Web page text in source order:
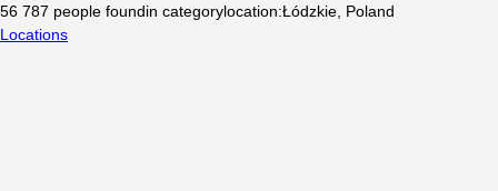
56 787 people foundin categorylocation:Łódzkie, Poland
Locations